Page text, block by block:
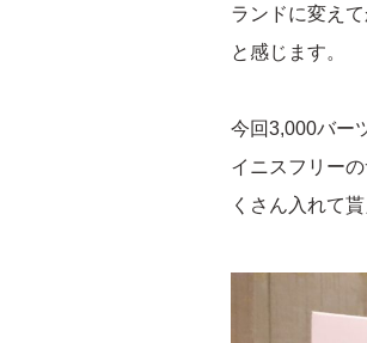
ランドに変え
と感じます。
今回3,000バー
イニスフリー
くさん入れて